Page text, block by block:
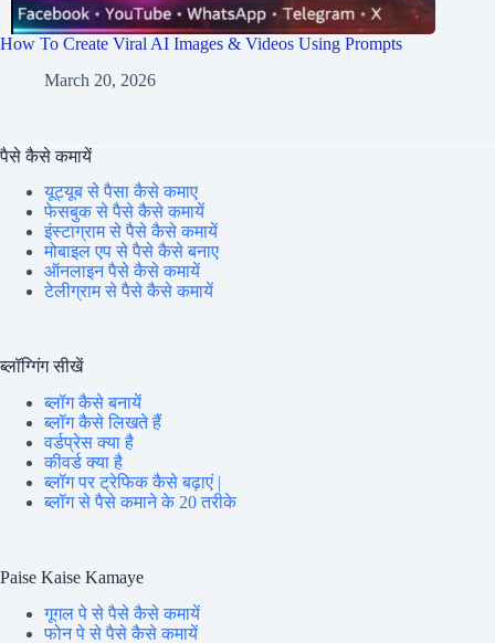
How To Create Viral AI Images & Videos Using Prompts
March 20, 2026
पैसे कैसे कमायें
यूट्यूब से पैसा कैसे कमाए
फेसबुक से पैसे कैसे कमायें
इंस्टाग्राम से पैसे कैसे कमायें
मोबाइल एप से पैसे कैसे बनाए
ऑनलाइन पैसे कैसे कमायें
टेलीग्राम से पैसे कैसे कमायें
ब्लॉग्गिंग सीखें
ब्लॉग कैसे बनायें
ब्लॉग कैसे लिखते हैं
वर्डप्रेस क्या है
कीवर्ड क्या है
ब्लॉग पर ट्रेफिक कैसे बढ़ाएं |
ब्लॉग से पैसे कमाने के 20 तरीके
Paise Kaise Kamaye
गूगल पे से पैसे कैसे कमायें
फोन पे से पैसे कैसे कमायें